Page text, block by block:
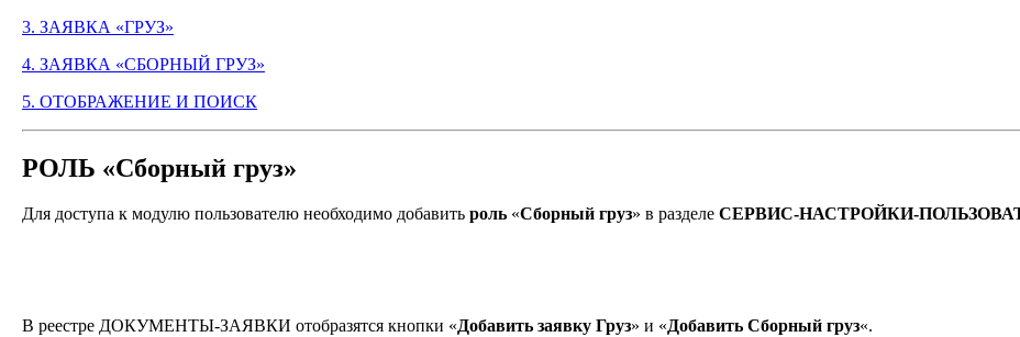
3. ЗАЯВКА «ГРУЗ»
4. ЗАЯВКА «СБОРНЫЙ ГРУЗ»
5. ОТОБРАЖЕНИЕ И ПОИСК
РОЛЬ «Сборный груз»
Для доступа к модулю пользователю необходимо добавить роль «Сборный груз» в разделе СЕРВИС-НАСТРОЙКИ-
В реестре ДОКУМЕНТЫ-ЗАЯВКИ отобразятся кнопки «Добавить заявку Груз» и «Добавить Сборный груз«.